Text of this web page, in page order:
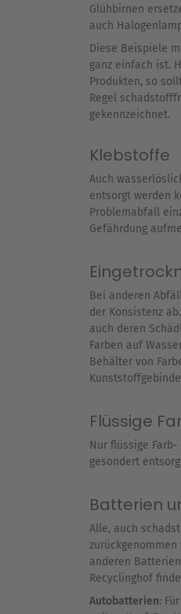
Glühbirnen
auch
Diese Beispiele
ganz einfach ist.
Produkten, so
Regel
gekennzeichnet.
Klebstoffe
Auch
entsorgt werden
Problemabfall
Gefährdung
Bei anderen
der Konsistenz
auch deren
Farben auf
Behälter von
Flüssige
Nur flüssige
gesondert
Batterien
Alle, auch
anderen
Recyclinghof
Autobatterien: